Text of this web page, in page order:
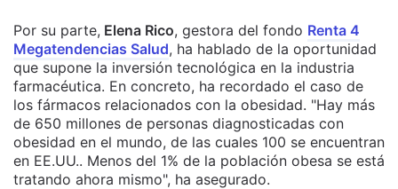
Por su parte, Elena Rico, gestora del fondo Renta 4
Megatendencias Salud, ha hablado de la oportunidad
que supone la inversión tecnológica en la industria
farmacéutica. En concreto, ha recordado el caso de
los fármacos relacionados con la obesidad. "Hay más
de 650 millones de personas diagnosticadas con
obesidad en el mundo, de las cuales 100 se encuentran
en EE.UU.. Menos del 1% de la población obesa se está
tratando ahora mismo", ha asegurado.